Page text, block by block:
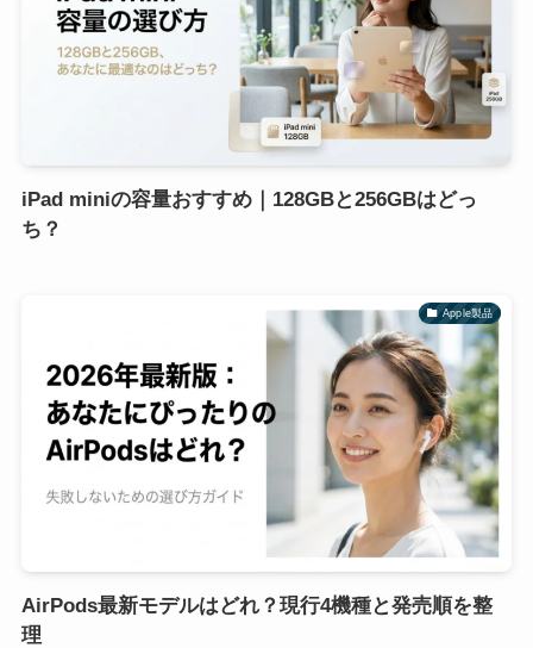
iPad miniの容量おすすめ｜128GBと256GBはどっ
ち？
Apple製品
AirPods最新モデルはどれ？現行4機種と発売順を整
理